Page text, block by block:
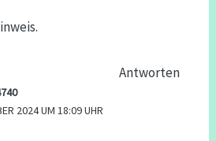
Antworten
2024 UM 18:09 UHR